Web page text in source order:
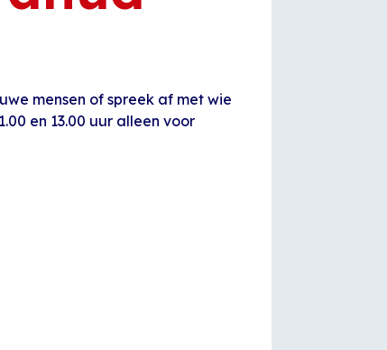
mensen of spreek af met wie
en 13.00 uur alleen voor